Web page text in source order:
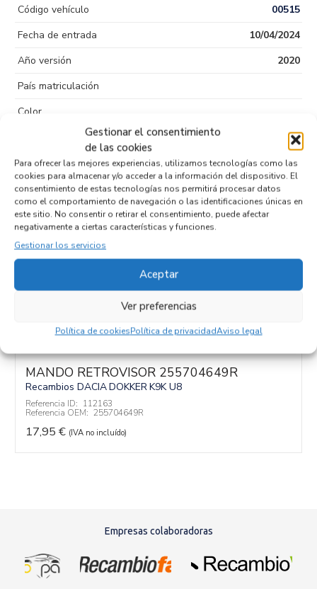
Gestionar el consentimiento
de las cookies
Para ofrecer las mejores experiencias, utilizamos tecnologías como las
cookies para almacenar y/o acceder a la información del dispositivo. El
consentimiento de estas tecnologías nos permitirá procesar datos
como el comportamiento de navegación o las identificaciones únicas en
este sitio. No consentir o retirar el consentimiento, puede afectar
negativamente a ciertas características y funciones.
Gestionar los servicios
Aceptar
Ver preferencias
Política de cookiesPolítica de privacidadAviso legal
Código vehículo
00515
Fecha de entrada
10/04/2024
Año versión
2020
País matriculación
Color
5
Kilometraje
105.000
Tipo de
combustible
Diesel
Código motor
Código cambio
Productos relacionados
MANDO RETROVISOR 255704649R
Recambios DACIADOKKERK9K U8
Referencia ID: 112163
Referencia OEM: 255704649R
17,95 € (IVA no incluído)
Empresas colaboradoras